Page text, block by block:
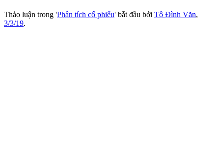
Thảo luận trong 'Phân tích cổ phiếu' bắt đầu bởi Tô Đình Văn,
3/3/19.